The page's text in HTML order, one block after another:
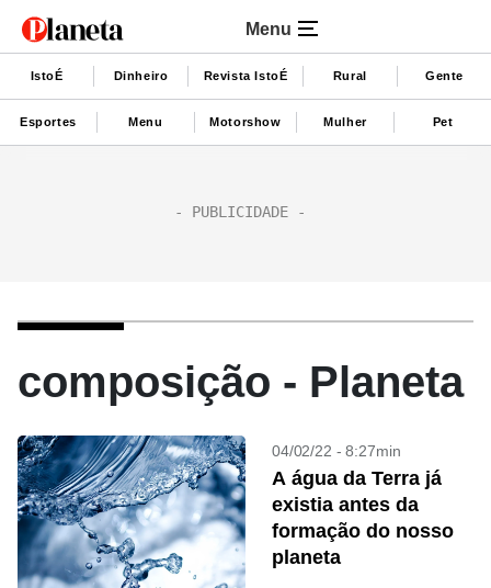
Menu
IstoÉ Dinheiro Revista IstoÉ Rural Gente
Esportes Menu Motorshow Mulher Pet
composição - Planeta
04/02/22 - 8:27min
A água da Terra já
existia antes da
formação do nosso
planeta